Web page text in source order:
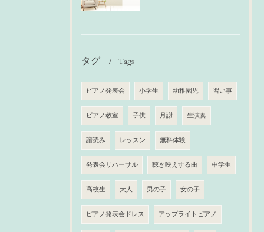
タグ Tags
ピアノ発表会 小学生 幼稚園児 習い事
ピアノ教室 子供 月謝 生演奏
譜読み レッスン 無料体験
発表会リハーサル 聴き映えする曲 中学生
高校生 大人 男の子 女の子
ピアノ発表会ドレス アップライトピアノ